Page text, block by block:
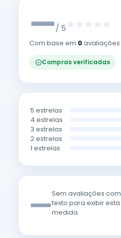
—/ 5
Com base em 0avaliações
Compras verificadas
5 estrelas
4 estrelas
3 estrelas
2 estrelas
1 estrelas
—Sem avaliações com
texto para exibir esta
medida.